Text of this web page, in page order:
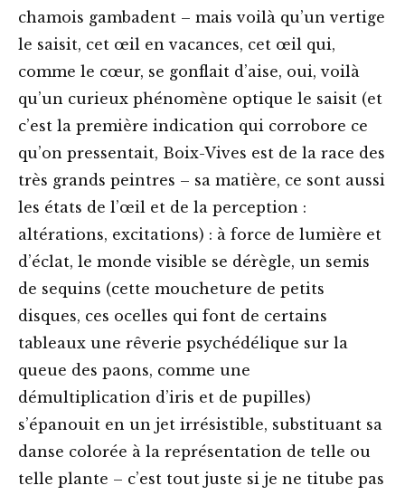
chamois gambadent – mais voilà qu’un vertige
le saisit, cet œil en vacances, cet œil qui,
comme le cœur, se gonflait d’aise, oui, voilà
qu’un curieux phénomène optique le saisit (et
c’est la première indication qui corrobore ce
qu’on pressentait, Boix-Vives est de la race des
très grands peintres – sa matière, ce sont aussi
les états de l’œil et de la perception :
altérations, excitations) : à force de lumière et
d’éclat, le monde visible se dérègle, un semis
de sequins (cette moucheture de petits
disques, ces ocelles qui font de certains
tableaux une rêverie psychédélique sur la
queue des paons, comme une
démultiplication d’iris et de pupilles)
s’épanouit en un jet irrésistible, substituant sa
danse colorée à la représentation de telle ou
telle plante – c’est tout juste si je ne titube pas